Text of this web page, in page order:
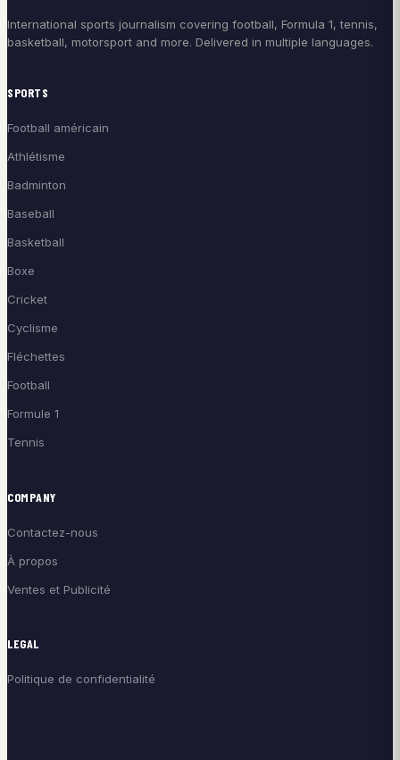
International sports journalism covering football, Formula 1, tennis,
basketball, motorsport and more. Delivered in multiple languages.
SPORTS
Football américain
Athlétisme
Badminton
Baseball
Basketball
Boxe
Cricket
Cyclisme
Fléchettes
Football
Formule 1
Tennis
COMPANY
Contactez-nous
À propos
Ventes et Publicité
LEGAL
Politique de confidentialité